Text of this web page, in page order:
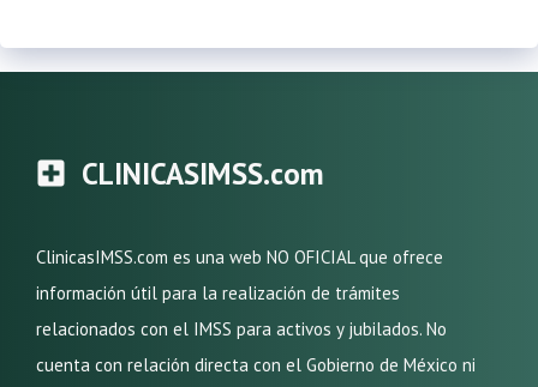
CLINICASIMSS.com
ClinicasIMSS.com es una web NO OFICIAL que ofrece
información útil para la realización de trámites
relacionados con el IMSS para activos y jubilados. No
cuenta con relación directa con el Gobierno de México ni